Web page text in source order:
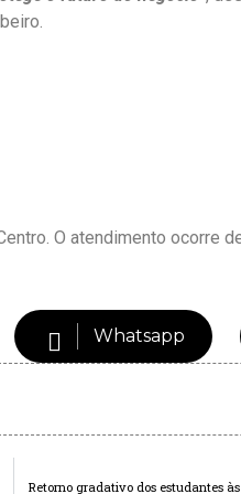
O atendimento ocorre
Whatsapp
Retorno gradativo dos estudantes